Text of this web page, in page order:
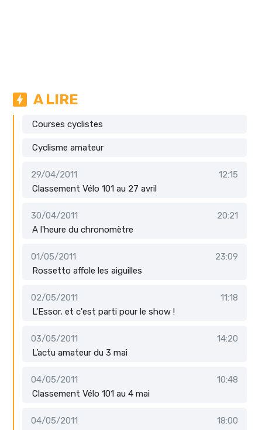
A LIRE
Courses cyclistes
Cyclisme amateur
29/04/2011
12:15
Classement Vélo 101 au 27 avril
30/04/2011
20:21
A l'heure du chronomètre
01/05/2011
23:09
Rossetto affole les aiguilles
02/05/2011
11:18
L'Essor, et c'est parti pour le show !
03/05/2011
14:20
L’actu amateur du 3 mai
04/05/2011
10:48
Classement Vélo 101 au 4 mai
04/05/2011
18:00